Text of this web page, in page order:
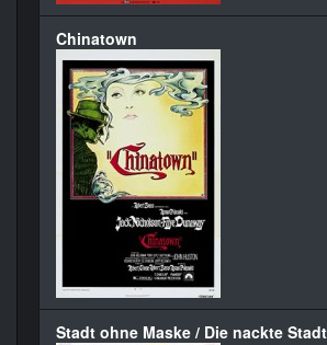
Chinatown
Stadt ohne Maske / Die nackte Stadt